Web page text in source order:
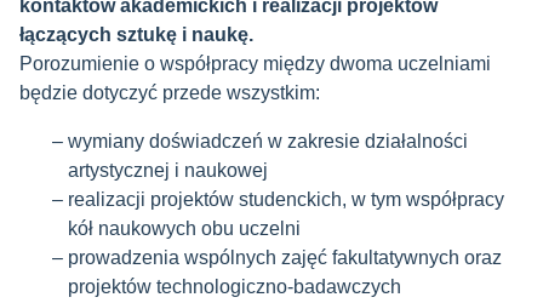
kontaktów akademickich i realizacji projektów
łączących sztukę i naukę.
Porozumienie o współpracy między dwoma uczelniami
będzie dotyczyć przede wszystkim:
wymiany doświadczeń w zakresie działalności
artystycznej i naukowej
realizacji projektów studenckich, w tym współpracy
kół naukowych obu uczelni
prowadzenia wspólnych zajęć fakultatywnych oraz
projektów technologiczno-badawczych